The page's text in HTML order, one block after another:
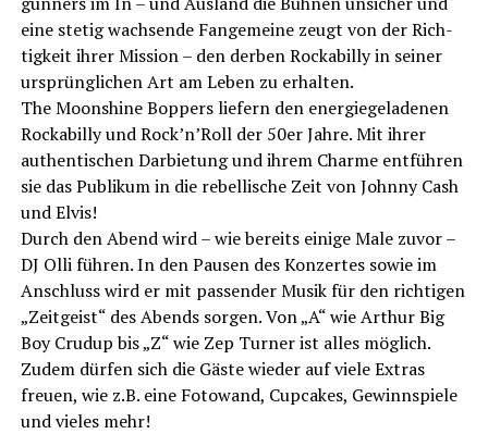
eine ste­tig wach­sen­de Fan­ge­mei­ne zeugt von der Rich­
tig­keit ihrer Mis­si­on – den der­ben Rocka­bil­ly in sei­ner
ursprüng­li­chen Art am Leben zu erhalten.
The Moons­hi­ne Bop­pers lie­fern den ener­gie­ge­la­de­nen
Rocka­bil­ly und Rock’n’Roll der 50er Jah­re. Mit ihrer
authen­ti­schen Dar­bie­tung und ihrem Charme ent­füh­ren
sie das Publi­kum in die rebel­li­sche Zeit von John­ny Cash
und Elvis!
Durch den Abend wird – wie bereits eini­ge Male zuvor –
DJ Olli füh­ren. In den Pau­sen des Kon­zer­tes sowie im
Anschluss wird er mit pas­sen­der Musik für den rich­ti­gen
„Zeit­geist“ des Abends sor­gen. Von „A“ wie Arthur Big
Boy Cru­dup bis „Z“ wie Zep Tur­ner ist alles möglich.
Zudem dür­fen sich die Gäs­te wie­der auf vie­le Extras
freu­en, wie z.B. eine Foto­wand, Cup­ca­kes, Gewinn­spie­le
und vie­les mehr!